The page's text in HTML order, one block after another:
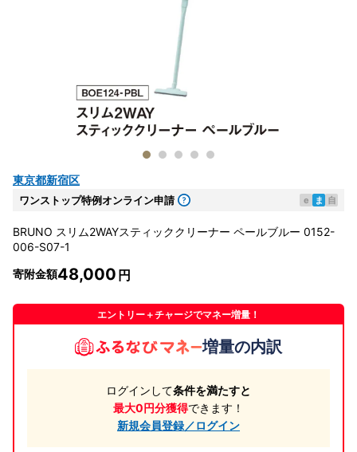
東京都新宿区
ワンストップ特例オンライン申請 e ま 自
BRUNO スリム2WAYスティッククリーナー ペールブルー 0152-
006-S07-1
寄附金額48,000
エントリー＋チャージでマネー増量！
増量の内訳
ログインして条件を満たすと
最大0円分獲得できます！
新規会員登録／ログイン